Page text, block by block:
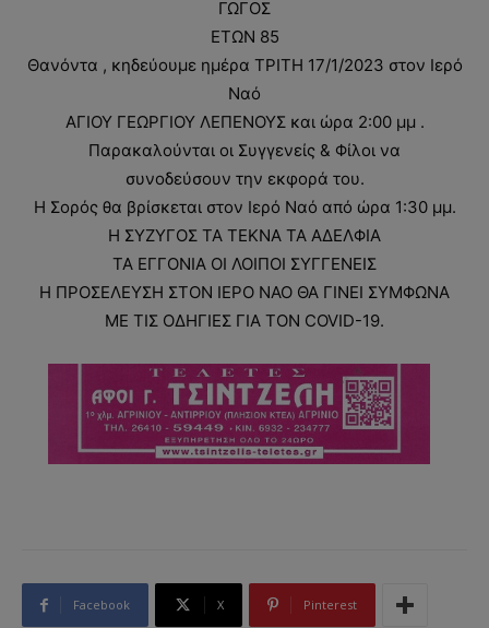
ΓΩΓΟΣ
ΕΤΩΝ 85
Θανόντα , κηδεύουμε ημέρα ΤΡΙΤΗ 17/1/2023 στον Ιερό
Ναό
ΑΓΙΟΥ ΓΕΩΡΓΙΟΥ ΛΕΠΕΝΟΥΣ και ώρα 2:00 μμ .
Παρακαλούνται οι Συγγενείς & Φίλοι να
συνοδεύσουν την εκφορά του.
Η Σορός θα βρίσκεται στον Ιερό Ναό από ώρα 1:30 μμ.
Η ΣΥΖΥΓΟΣ ΤΑ ΤΕΚΝΑ ΤΑ ΑΔΕΛΦΙΑ
ΤΑ ΕΓΓΟΝΙΑ ΟΙ ΛΟΙΠΟΙ ΣΥΓΓΕΝΕΙΣ
Η ΠΡΟΣΕΛΕΥΣΗ ΣΤΟΝ ΙΕΡΟ ΝΑΟ ΘΑ ΓΙΝΕΙ ΣΥΜΦΩΝΑ
ΜΕ ΤΙΣ ΟΔΗΓΙΕΣ ΓΙΑ ΤΟΝ COVID-19.
Facebook X Pinterest